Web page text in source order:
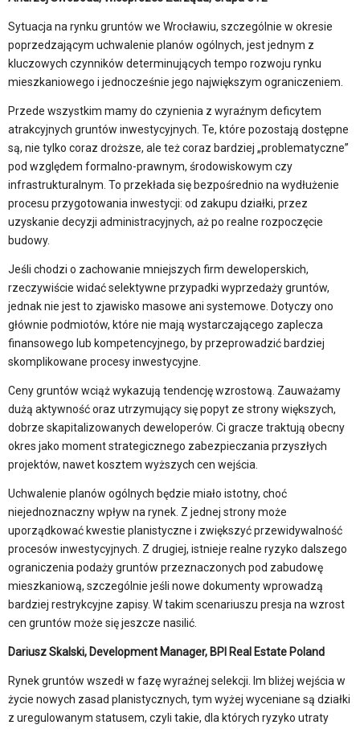
Sytuacja na rynku gruntów we Wrocławiu, szczególnie w okresie
poprzedzającym uchwalenie planów ogólnych, jest jednym z
kluczowych czynników determinujących tempo rozwoju rynku
mieszkaniowego i jednocześnie jego największym ograniczeniem.
Przede wszystkim mamy do czynienia z wyraźnym deficytem
atrakcyjnych gruntów inwestycyjnych. Te, które pozostają dostępne
są, nie tylko coraz droższe, ale też coraz bardziej „problematyczne”
pod względem formalno-prawnym, środowiskowym czy
infrastrukturalnym. To przekłada się bezpośrednio na wydłużenie
procesu przygotowania inwestycji: od zakupu działki, przez
uzyskanie decyzji administracyjnych, aż po realne rozpoczęcie
budowy.
Jeśli chodzi o zachowanie mniejszych firm deweloperskich,
rzeczywiście widać selektywne przypadki wyprzedaży gruntów,
jednak nie jest to zjawisko masowe ani systemowe. Dotyczy ono
głównie podmiotów, które nie mają wystarczającego zaplecza
finansowego lub kompetencyjnego, by przeprowadzić bardziej
skomplikowane procesy inwestycyjne.
Ceny gruntów wciąż wykazują tendencję wzrostową. Zauważamy
dużą aktywność oraz utrzymujący się popyt ze strony większych,
dobrze skapitalizowanych deweloperów. Ci gracze traktują obecny
okres jako moment strategicznego zabezpieczania przyszłych
projektów, nawet kosztem wyższych cen wejścia.
Uchwalenie planów ogólnych będzie miało istotny, choć
niejednoznaczny wpływ na rynek. Z jednej strony może
uporządkować kwestie planistyczne i zwiększyć przewidywalność
procesów inwestycyjnych. Z drugiej, istnieje realne ryzyko dalszego
ograniczenia podaży gruntów przeznaczonych pod zabudowę
mieszkaniową, szczególnie jeśli nowe dokumenty wprowadzą
bardziej restrykcyjne zapisy. W takim scenariuszu presja na wzrost
cen gruntów może się jeszcze nasilić.
Dariusz Skalski, Development Manager, BPI Real Estate Poland
Rynek gruntów wszedł w fazę wyraźnej selekcji. Im bliżej wejścia w
życie nowych zasad planistycznych, tym wyżej wyceniane są działki
z uregulowanym statusem, czyli takie, dla których ryzyko utraty